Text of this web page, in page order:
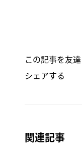
この記事を友
シェアする
関連記事